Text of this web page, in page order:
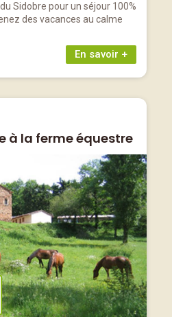
Sidobre pour un séjour 100%
des vacances au calme
En savoir +
à la ferme équestre